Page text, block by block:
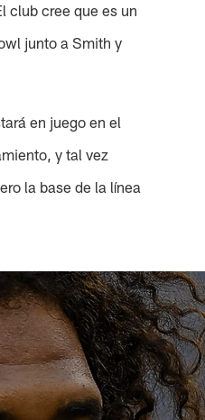
club cree que es un
junto a Smith y
en juego en el
y tal vez
la base de la línea